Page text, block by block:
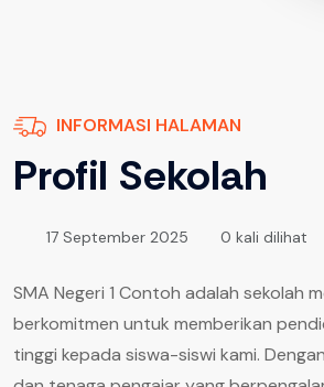
INFORMASI HALAMAN
Profil Sekolah
17 September 2025 0 kali dilihat
SMA Negeri 1 Contoh adalah sekolah
berkomitmen untuk memberikan
tinggi kepada siswa-siswi kami.